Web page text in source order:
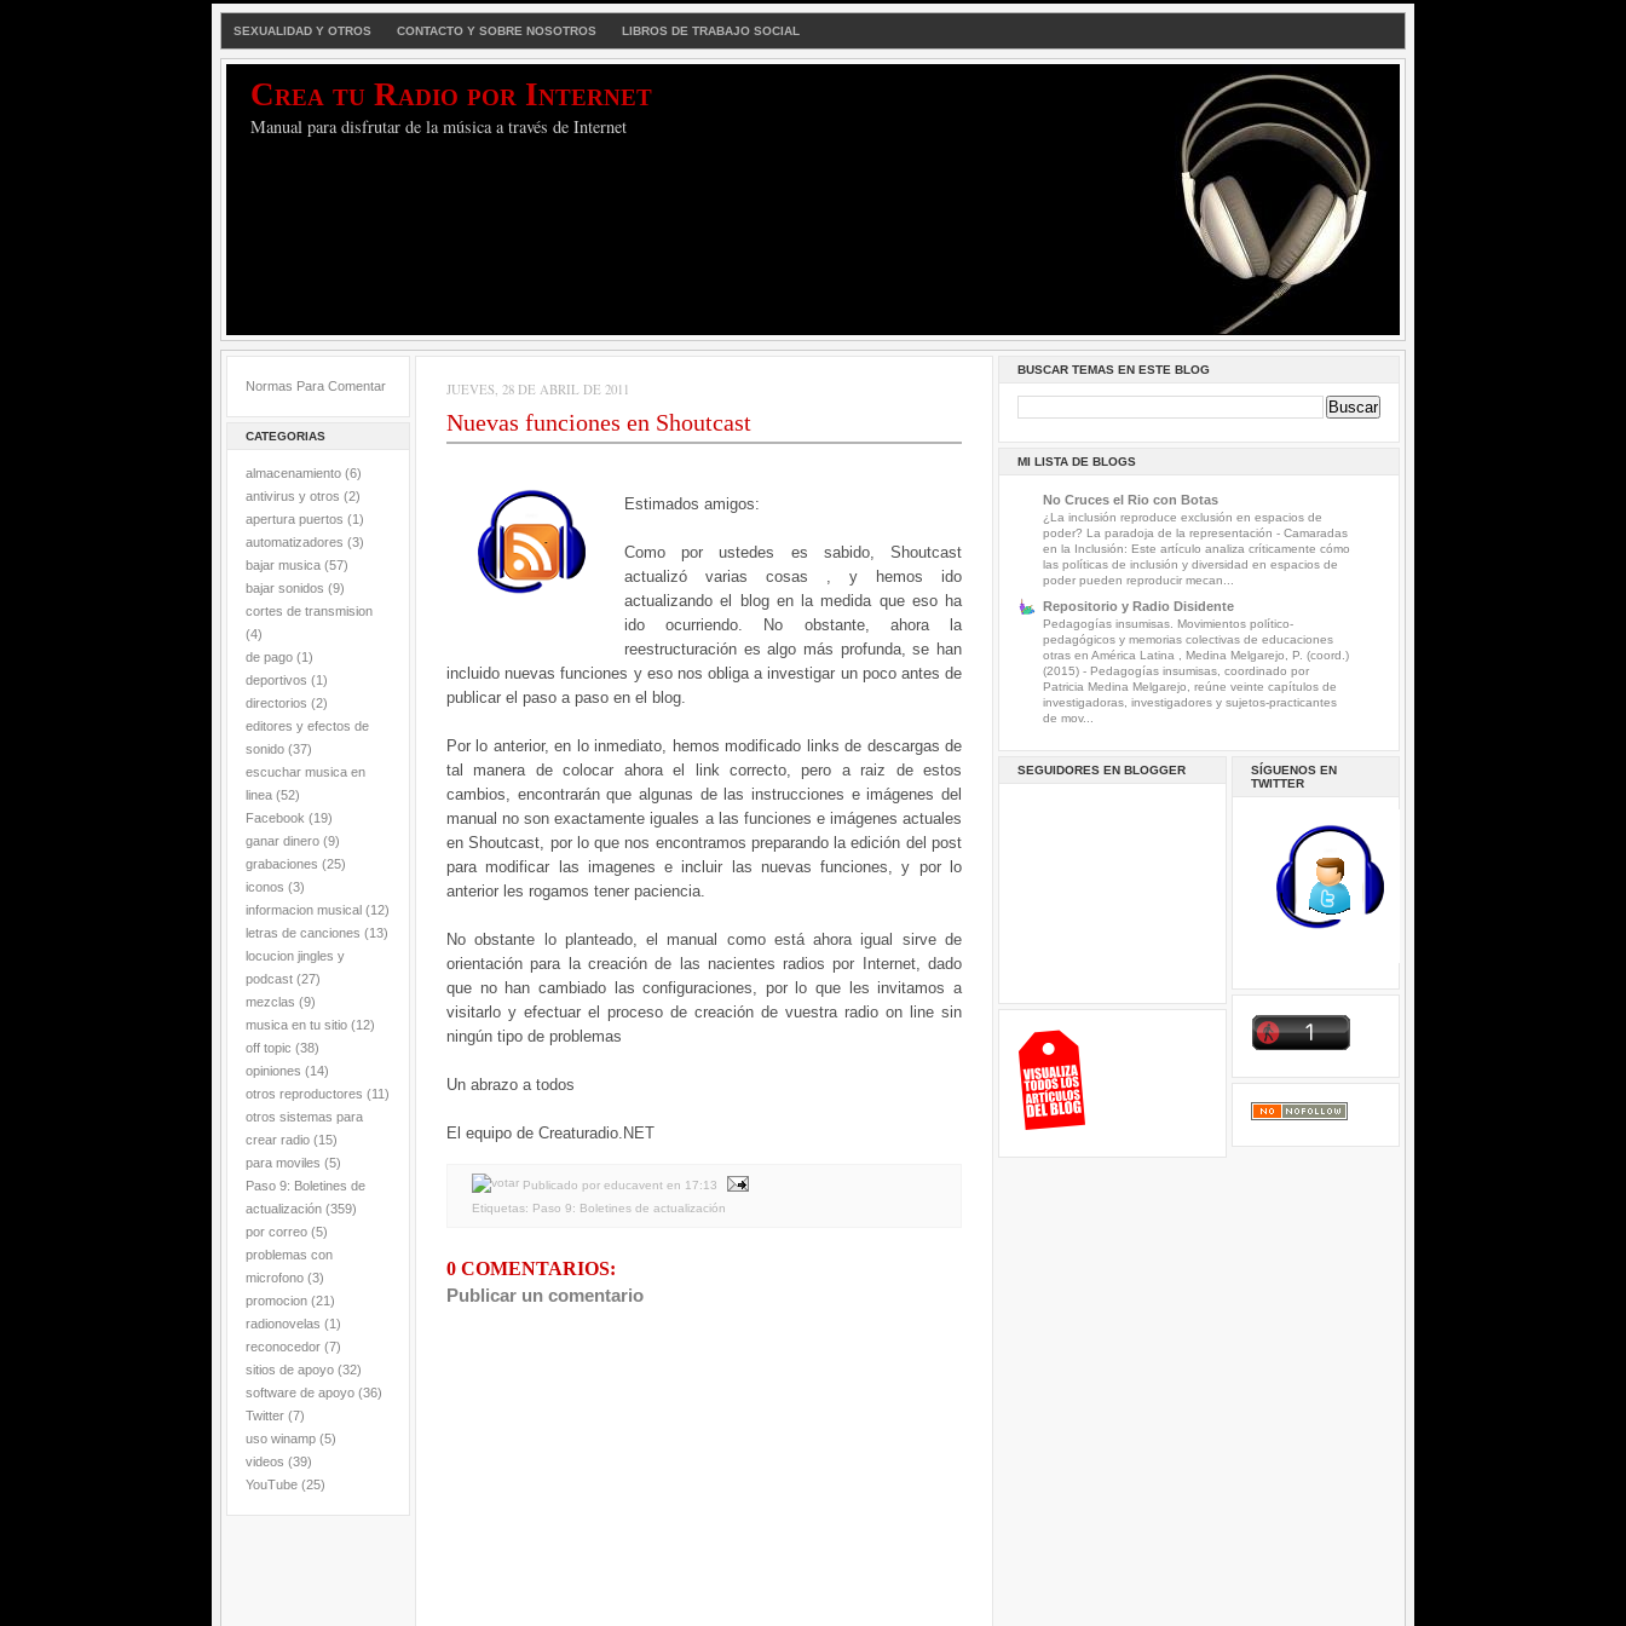
SEXUALIDAD Y OTROS CONTACTO Y SOBRE NOSOTROS LIBROS DE TRABAJO SOCIAL
Crea tu Radio por Internet
Manual para disfrutar de la música a través de Internet
Normas Para Comentar
CATEGORIAS
almacenamiento (6)
antivirus y otros (2)
apertura puertos (1)
automatizadores (3)
bajar musica (57)
bajar sonidos (9)
cortes de transmision
(4)
de pago (1)
deportivos (1)
directorios (2)
editores y efectos de
sonido (37)
escuchar musica en
linea (52)
Facebook (19)
ganar dinero (9)
grabaciones (25)
iconos (3)
informacion musical (12)
letras de canciones (13)
locucion jingles y
podcast (27)
mezclas (9)
musica en tu sitio (12)
off topic (38)
opiniones (14)
otros reproductores (11)
otros sistemas para
crear radio (15)
para moviles (5)
Paso 9: Boletines de
actualización (359)
por correo (5)
problemas con
microfono (3)
promocion (21)
radionovelas (1)
reconocedor (7)
sitios de apoyo (32)
software de apoyo (36)
Twitter (7)
uso winamp (5)
videos (39)
YouTube (25)
JUEVES, 28 DE ABRIL DE 2011
Nuevas funciones en Shoutcast
Estimados amigos:
Como por ustedes es sabido, Shoutcast
actualizó varias cosas , y hemos ido
actualizando el blog en la medida que eso ha
ido ocurriendo. No obstante, ahora la
reestructuración es algo más profunda, se han
incluido nuevas funciones y eso nos obliga a investigar un poco antes de
publicar el paso a paso en el blog.
Por lo anterior, en lo inmediato, hemos modificado links de descargas de
tal manera de colocar ahora el link correcto, pero a raiz de estos
cambios, encontrarán que algunas de las instrucciones e imágenes del
manual no son exactamente iguales a las funciones e imágenes actuales
en Shoutcast, por lo que nos encontramos preparando la edición del post
para modificar las imagenes e incluir las nuevas funciones, y por lo
anterior les rogamos tener paciencia.
No obstante lo planteado, el manual como está ahora igual sirve de
orientación para la creación de las nacientes radios por Internet, dado
que no han cambiado las configuraciones, por lo que les invitamos a
visitarlo y efectuar el proceso de creación de vuestra radio on line sin
ningún tipo de problemas
Un abrazo a todos
El equipo de Creaturadio.NET
Publicado por educavent en 17:13
Etiquetas: Paso 9: Boletines de actualización
0 COMENTARIOS:
Publicar un comentario
BUSCAR TEMAS EN ESTE BLOG
MI LISTA DE BLOGS
No Cruces el Rio con Botas
¿La inclusión reproduce exclusión en espacios de
poder? La paradoja de la representación - Camaradas
en la Inclusión: Este artículo analiza críticamente cómo
las políticas de inclusión y diversidad en espacios de
poder pueden reproducir mecan...
Repositorio y Radio Disidente
Pedagogías insumisas. Movimientos político-
pedagógicos y memorias colectivas de educaciones
otras en América Latina , Medina Melgarejo, P. (coord.)
(2015) - Pedagogías insumisas, coordinado por
Patricia Medina Melgarejo, reúne veinte capítulos de
investigadoras, investigadores y sujetos-practicantes
de mov...
SEGUIDORES EN BLOGGER
SÍGUENOS EN
TWITTER